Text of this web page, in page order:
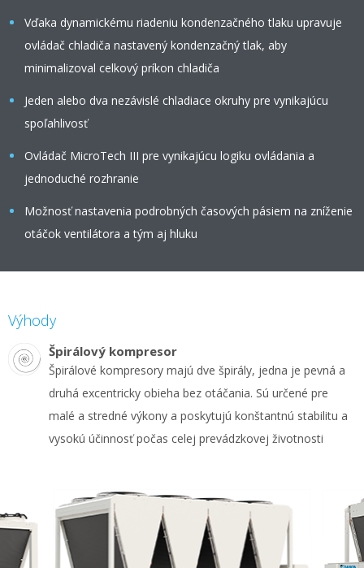
Vďaka dynamickému riadeniu kondenzačného tlaku upravuje
ovládač chladiča nastavený kondenzačný tlak, aby
minimalizoval celkový príkon chladiča
Jeden alebo dva nezávislé chladiace okruhy pre vynikajúcu
spoľahlivosť
Ovládač MicroTech III pre vynikajúcu logiku ovládania a
jednoduché rozhranie
Možnosť nastavenia podrobných časových pásiem na zníženie
otáčok ventilátora a tým aj hluku
Výhody
Špirálový kompresor
Špirálové kompresory majú dve špirály, jedna je pevná a
druhá excentricky obieha bez otáčania. Sú určené pre
malé a stredné výkony a poskytujú konštantnú stabilitu a
vysokú účinnosť počas celej prevádzkovej životnosti